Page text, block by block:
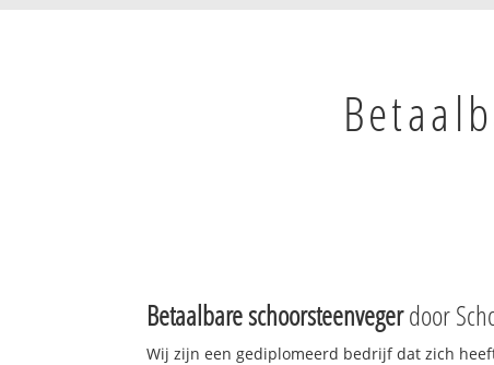
Betaalbare schoorsteenvegerdoor
Wij zijn een gediplomeerd bedrijf dat zich